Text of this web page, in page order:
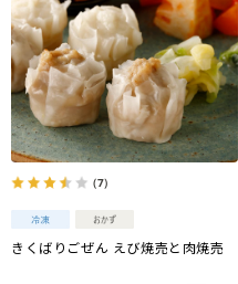
（7）
きくばりごぜん えび焼売と肉焼売